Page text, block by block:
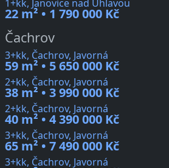
1+kk, Janovice nad Úhlavou
22 m² • 1 790 000 Kč
Čachrov
3+kk, Čachrov, Javorná
59 m² • 5 650 000 Kč
2+kk, Čachrov, Javorná
38 m² • 3 990 000 Kč
2+kk, Čachrov, Javorná
40 m² • 4 390 000 Kč
3+kk, Čachrov, Javorná
65 m² • 7 490 000 Kč
3+kk, Čachrov, Javorná